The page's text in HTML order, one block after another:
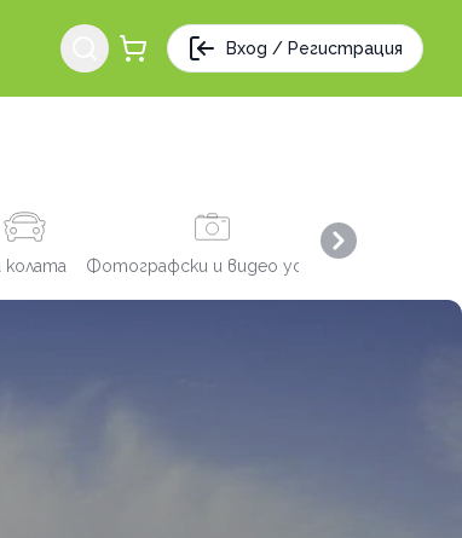
Вход / Регистрация
колата Фотографски и видео услуги
Next slide